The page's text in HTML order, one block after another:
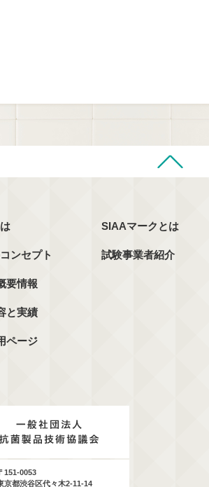
ンセプト
要情報
と実績
ページ
SIAAマークとは
試験事業者紹介
151-0053
京都渋谷区代々木2-11-14